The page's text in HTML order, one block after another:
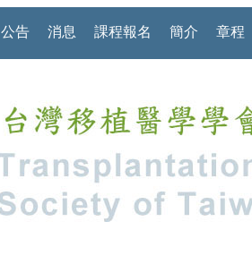
公告 消息 課程報名 簡介 章程